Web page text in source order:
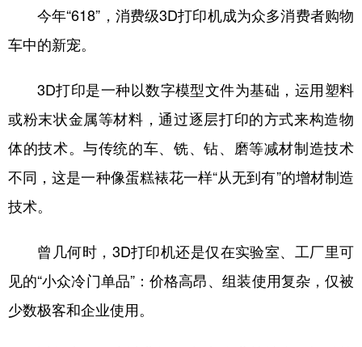
地方频道
北京 天津 河北 山西
辽宁 吉林 上海 江苏
浙江 安徽 福建 江西
山东 河南 湖北 湖南
四川 贵州 云南 西藏
陕西 甘肃 青海 宁夏
新疆 内蒙古
今年“618”，消费级3D打印机成为众多消费者购物
车中的新宠。
3D打印是一种以数字模型文件为基础，运用塑料
或粉末状金属等材料，通过逐层打印的方式来构造物
体的技术。与传统的车、铣、钻、磨等减材制造技术
不同，这是一种像蛋糕裱花一样“从无到有”的增材制造
技术。
曾几何时，3D打印机还是仅在实验室、工厂里可
见的“小众冷门单品”：价格高昂、组装使用复杂，仅被
少数极客和企业使用。